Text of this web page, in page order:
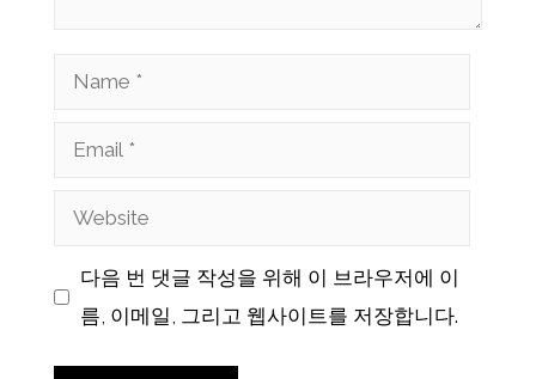
Name
Email
Website
다음 번 댓글 작성을 위해 이 브라우저에 이
름, 이메일, 그리고 웹사이트를 저장합니다.